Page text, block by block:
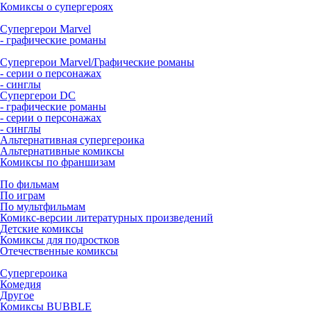
Комиксы о супергероях
Супергерои Marvel
- графические романы
Супергерои Marvel/Графические романы
- серии о персонажах
- синглы
Супергерои DC
- графические романы
- серии о персонажах
- синглы
Альтернативная супергероика
Альтернативные комиксы
Комиксы по франшизам
По фильмам
По играм
По мультфильмам
Комикс-версии литературных произведений
Детские комиксы
Комиксы для подростков
Отечественные комиксы
Супергероика
Комедия
Другое
Комиксы BUBBLE